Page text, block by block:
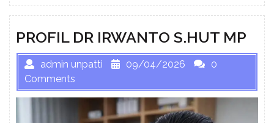
PROFIL DR IRWANTO S.HUT MP
admin unpatti 09/04/2026
0
Comments